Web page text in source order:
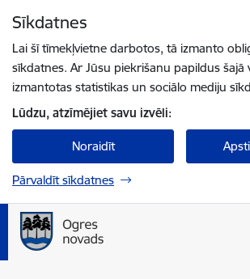
Sīkdatnes
Lai šī tīmekļvietne darbotos, tā izmanto
sīkdatnes. Ar Jūsu piekrišanu papildus šajā
izmantotas statistikas un sociālo mediju
Lūdzu, atzīmējiet savu izvēli:
Noraidīt
Pārvaldīt sīkdatnes